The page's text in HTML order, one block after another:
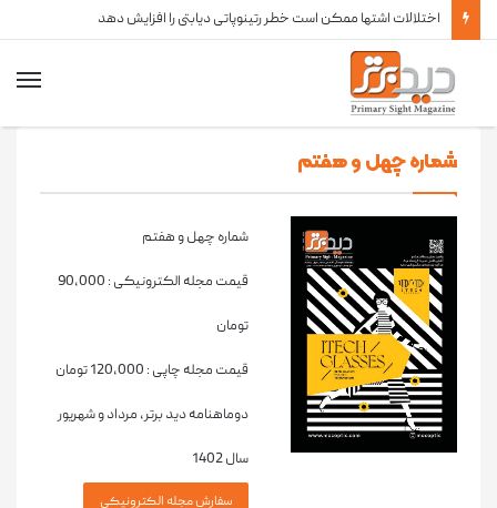
شماره 47 نشریه دید برتر منتشر شد
شماره چهل و هفتم
شماره چهل و هفتم
قیمت مجله الکترونیکی : 90,000
تومان
قیمت مجله چاپی : 120,000تومان
دوماهنامه دید برتر، مرداد و شهریور
سال 1402